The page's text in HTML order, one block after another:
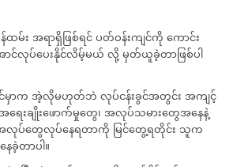
မ်း အရာရှိဖြစ်ရင် ပတ်ဝန်းကျင်ကို ကောင်း
င်လုပ်ပေးနိုင်လိမ့်မယ် လို့ မှတ်ယူခဲ့တာဖြစ်ပါ
ာက အဲ့လိုမဟုတ်ဘဲ လုပ်ငန်းခွင်အတွင်း အကျင့်
ရေးချိုးဖောက်မှုတွေ၊ အလုပ်သမားတွေအနေနဲ့
ပ်တွေလုပ်နေရတာကို မြင်တွေ့ရတိုင်း သူက
ခဲ့တာပါ။